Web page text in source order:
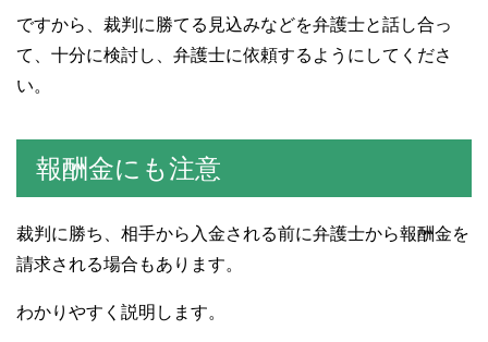
ですから、裁判に勝てる見込みなどを弁護士と話し合っ
て、十分に検討し、弁護士に依頼するようにしてくださ
い。
報酬金にも注意
裁判に勝ち、相手から入金される前に弁護士から報酬金を
請求される場合もあります。
わかりやすく説明します。